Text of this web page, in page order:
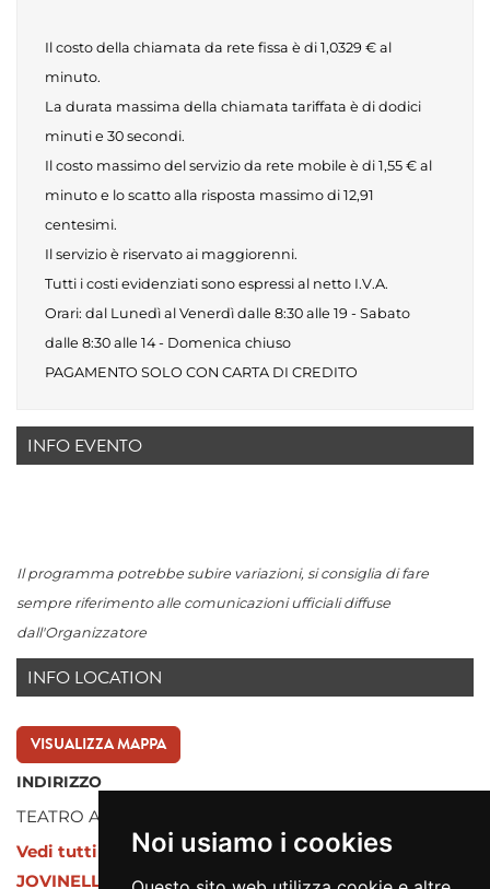
Noi usiamo i cookies
Il costo della chiamata da rete fissa è di 1,0329 € al
minuto.
La durata massima della chiamata tariffata è di dodici
minuti e 30 secondi.
Il costo massimo del servizio da rete mobile è di 1,55 € al
minuto e lo scatto alla risposta massimo di 12,91
centesimi.
Il servizio è riservato ai maggiorenni.
Tutti i costi evidenziati sono espressi al netto I.V.A.
Orari: dal Lunedì al Venerdì dalle 8:30 alle 19 - Sabato
dalle 8:30 alle 14 - Domenica chiuso
PAGAMENTO SOLO CON CARTA DI CREDITO
INFO EVENTO
Il programma potrebbe subire variazioni, si consiglia di fare
sempre riferimento alle comunicazioni ufficiali diffuse
dall'Organizzatore
INFO LOCATION
VISUALIZZA MAPPA
INDIRIZZO
TEATRO AMBRA JOVINELLI
Vedi tutti gli eventi presso TEATRO AMBRA
JOVINELLI